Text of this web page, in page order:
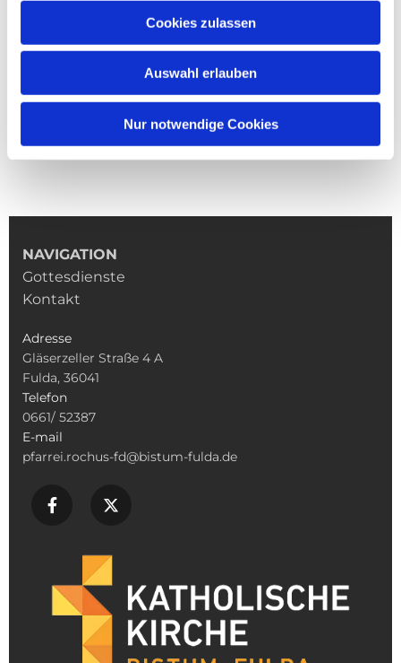
Cookies zulassen
Auswahl erlauben
Nur notwendige Cookies
NAVIGATION
Gottesdienste
Kontakt
Adresse
Gläserzeller Straße 4 A
Fulda, 36041
Telefon
0661/ 52387
E-mail
pfarrei.rochus-fd@bistum-fulda.de